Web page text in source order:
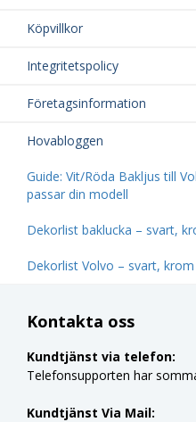
Köpvillkor
Integritetspolicy
Företagsinformation
Hovabloggen
Guide: Vit/Röda Bakljus till
passar din modell
Dekorlist baklucka – svart,
Dekorlist Volvo – svart,
Kontakta oss
Kundtjänst via telefon:
Telefonsupporten har
Kundtjänst Via Mail: